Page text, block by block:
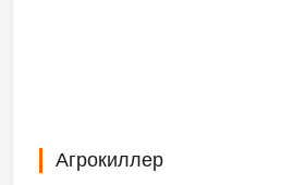
Агрокиллер